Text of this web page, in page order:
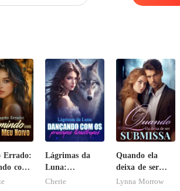
Errado:
com
Meu
Lágrimas da
Luna:
Dançando com
Cherie
Quando ela
deixa de ser
submissa
Lynna Morrow